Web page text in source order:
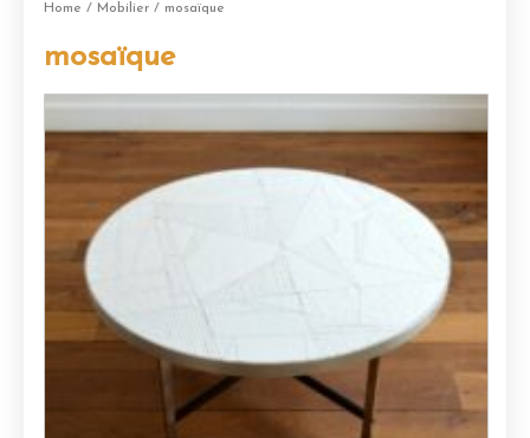
Home / Mobilier / mosaïque
mosaïque